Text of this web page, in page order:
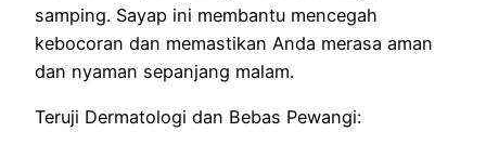
samping. Sayap ini membantu mencegah
kebocoran dan memastikan Anda merasa aman
dan nyaman sepanjang malam.
Teruji Dermatologi dan Bebas Pewangi: